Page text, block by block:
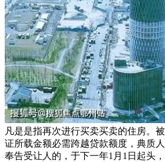
凡是是指再次进行买卖买卖的住房。
证所载金额必需跨越贷款额度，典质
奉告受让人的，于下一年1月1日起头